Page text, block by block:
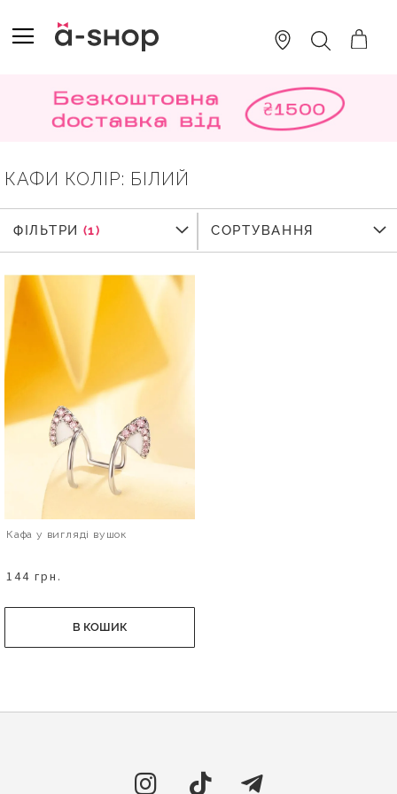
TO
CONTENT
ПОШУК
КАФИ КОЛІР: БІЛИЙ
Кафа у вигляді вушок
144 грн.
В КОШИК
ФІЛЬТРИ
ФІЛЬТРИ СОРТУВАННЯ